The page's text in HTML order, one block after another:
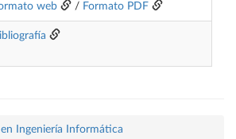
web / Formato PDF
Ingeniería Informática